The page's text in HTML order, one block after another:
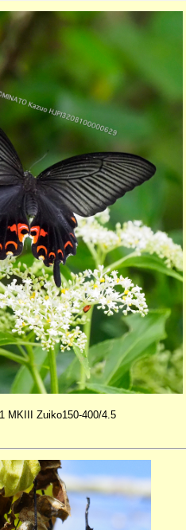
MKIII Zuiko150-400/4.5